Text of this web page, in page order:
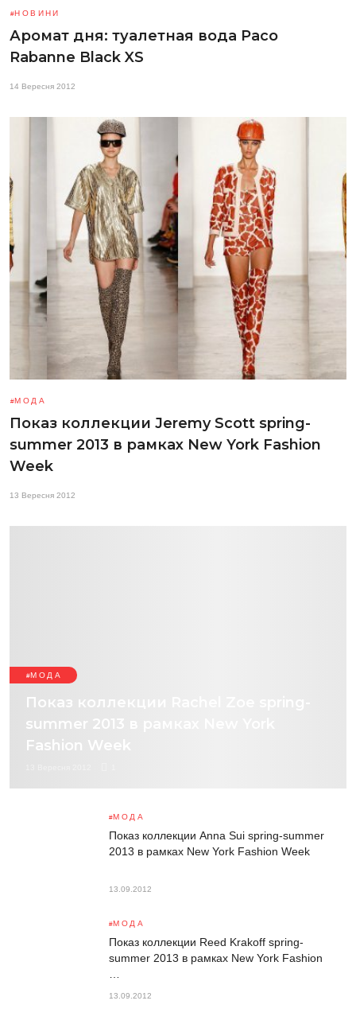
НОВИНИ
Аромат дня: туалетная вода Paco
Rabanne Black XS
14 Вересня 2012
МОДА
Показ коллекции Jeremy Scott spring-
summer 2013 в рамках New York Fashion
Week
13 Вересня 2012
МОДА
Показ коллекции Rachel Zoe spring-
summer 2013 в рамках New York
Fashion Week
МОДА
Показ коллекции Anna Sui spring-summer
2013 в рамках New York Fashion Week
13.09.2012
МОДА
Показ коллекции Reed Krakoff spring-
summer 2013 в рамках New York Fashion
13.09.2012